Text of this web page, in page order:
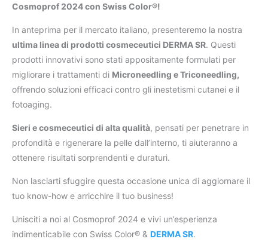
Cosmoprof 2024 con Swiss Color®!
In anteprima per il mercato italiano, presenteremo la nostra
ultima linea di prodotti cosmeceutici DERMA SR. Questi
prodotti innovativi sono stati appositamente formulati per
migliorare i trattamenti di Microneedling e Triconeedling,
offrendo soluzioni efficaci contro gli inestetismi cutanei e il
fotoaging.
Sieri e cosmeceutici di alta qualità, pensati per penetrare in
profondità e rigenerare la pelle dall’interno, ti aiuteranno a
ottenere risultati sorprendenti e duraturi.
Non lasciarti sfuggire questa occasione unica di aggiornare il
tuo know-how e arricchire il tuo business!
Unisciti a noi al Cosmoprof 2024 e vivi un’esperienza
indimenticabile con Swiss Color® & DERMA SR.